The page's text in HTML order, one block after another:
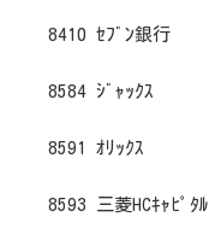
8410 ｾﾌﾞﾝ銀行
8584 ｼﾞｬｯｸｽ
8591 ｵﾘｯｸｽ
8593 三菱HCｷｬﾋﾟﾀﾙ